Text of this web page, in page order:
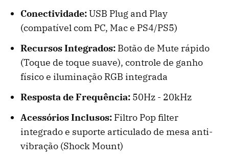
Conectividade:USB Plug and Play
(compatível com PC, Mac e PS4/PS5)
Recursos Integrados: Botão de Mute rápido
(Toque de toque suave), controle de ganho
físico e iluminação RGB integrada
Resposta de Frequência: 50Hz - 20kHz
Acessórios Inclusos: Filtro Pop filter
integrado e suporte articulado de mesa anti-
vibração (Shock Mount)